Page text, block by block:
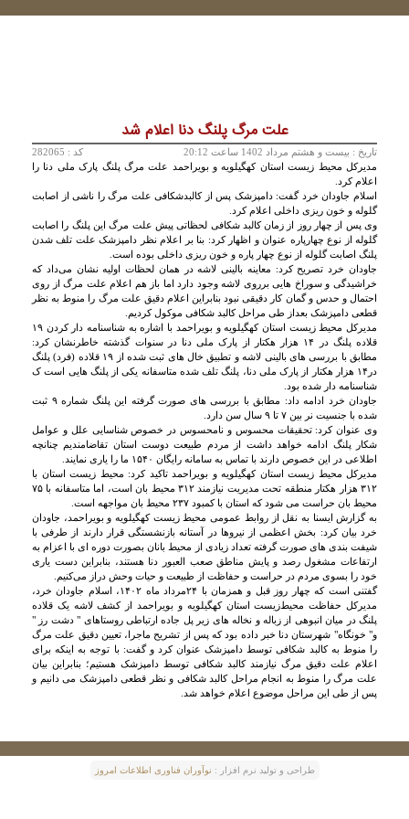
علت مرگ پلنگ دنا اعلام شد
تاريخ : بيست و هشتم مرداد 1402 ساعت 20:12
کد : 282065
مدیرکل محیط زیست استان کهگیلویه و بویراحمد علت مرگ پلنگ پارک ملی دنا را
اعلام کرد.
اسلام جاودان خرد گفت: دامپزشک پس از کالبدشکافی علت مرگ را ناشی از اصابت
گلوله و خون ریزی داخلی اعلام کرد.
وی پس از چهار روز از زمان کالبد شکافی لحظاتی پیش علت مرگ این پلنگ را اصابت
گلوله از نوع چهارپاره عنوان و اظهار کرد: بنا بر اعلام نظر دامپزشک علت تلف شدن
پلنگ اصابت گلوله از نوع چهار پاره و خون ریزی داخلی بوده است.
جاودان خرد تصریح کرد: معاینه بالینی لاشه در همان لحظات اولیه نشان می‌داد که
خراشیدگی و سوراخ هایی برروی لاشه وجود دارد اما باز هم اعلام علت مرگ از روی
احتمال و حدس و گمان کار دقیقی نبود بنابراین اعلام دقیق علت مرگ را منوط به نظر
قطعی دامپزشک بعداز طی مراحل کالبد شکافی موکول کردیم.
مدیرکل محیط زیست استان کهگیلویه و بویراحمد با اشاره به شناسنامه دار کردن ۱۹
قلاده پلنگ در ۱۴ هزار هکتار از پارک ملی دنا در سنوات گذشته خاطرنشان کرد:
مطابق با بررسی های بالینی لاشه و تطبیق خال های ثبت شده از ۱۹ قلاده (فرد) پلنگ
در۱۴ هزار هکتار از پارک ملی دنا، پلنگ تلف شده متاسفانه یکی از پلنگ هایی است ک
شناسنامه دار شده بود.
جاودان خرد ادامه داد: مطابق با بررسی های صورت گرفته این پلنگ شماره ۹ ثبت
شده با جنسیت نر بین ۷ تا ۹ سال سن دارد.
وی عنوان کرد: تحقیقات محسوس و نامحسوس در خصوص شناسایی علل و عوامل
شکار پلنگ ادامه خواهد داشت از مردم طبیعت دوست استان تقاضامندیم چنانچه
اطلاعی در این خصوص دارند با تماس به سامانه رایگان ۱۵۴۰ ما را یاری نمایند.
مدیرکل محیط زیست استان کهگیلویه و بویراحمد تاکید کرد: محیط زیست استان با
۳۱۲ هزار هکتار منطقه تحت مدیریت نیازمند ۳۱۲ محیط بان است، اما متاسفانه با ۷۵
محیط بان حراست می شود که استان با کمبود ۲۳۷ محیط بان مواجهه است.
به گزارش ایسنا به نقل از روابط عمومی محیط زیست کهگیلویه و بویراحمد، جاودان
خرد بیان کرد: بخش اعظمی از نیروها در آستانه بازنشستگی قرار دارند از طرفی با
شیفت بندی های صورت گرفته تعداد زیادی از محیط بانان بصورت دوره ای با اعزام به
ارتفاعات مشغول رصد و پایش مناطق صعب العبور دنا هستند، بنابراین دست یاری
خود را بسوی مردم در حراست و حفاظت از طبیعت و حیات وحش دراز می‌کنیم.
گفتنی است که چهار روز قبل و همزمان با ۲۴مرداد ماه ۱۴۰۲، اسلام جاودان خرد،
مدیرکل حفاظت محیط‌زیست استان کهگیلویه و بویراحمد از کشف لاشه یک قلاده
پلنگ در میان انبوهی از زباله و نخاله های زیر پل جاده ارتباطی روستاهای " دشت رز "
و" خونگاه" شهرستان دنا خبر داده بود که پس از تشریح ماجرا، تعیین دقیق علت مرگ
را منوط به کالبد شکافی توسط دامپزشک عنوان کرد و گفت: با توجه به اینکه برای
اعلام علت دقیق مرگ نیازمند کالبد شکافی توسط دامپزشک هستیم؛ بنابراین بیان
علت مرگ را منوط به انجام مراحل کالبد شکافی و نظر قطعی دامپزشک می دانیم و
پس از طی این مراحل موضوع اعلام خواهد شد.
طراحی و توليد نرم افزار : نوآوران فناوری اطلاعات امروز